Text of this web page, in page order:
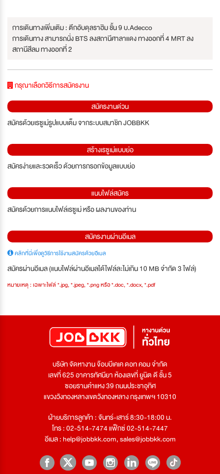
การเดินทางเพิ่มเติม : ตึกอับดุลราฮิม ชั้น 9 บ.Adecco
การเดินทาง สามารถนั่ง BTS ลงสถานีศาลาแดง ทางออกที่ 4 MRT ลง
สถานีสีลม ทางออกที่ 2
กรุณาเลือกวิธีการสมัครงาน
สมัครงานด่วน
สมัครด้วยเรซูเม่รูปแบบเต็ม จากระบบสมาชิก JOBBKK
สร้างเรซูเม่แบบย่อ
สมัครง่ายและรวดเร็ว ด้วยการกรอกข้อมูลแบบย่อ
แนบไฟล์สมัคร
สมัครด้วยการแนบไฟล์เรซูเม่ หรือ ผลงานของท่าน
สมัครงานผ่านอีเมล
คลิกที่นี่เพื่อดูวิธีการใช้งานสมัครด้วยอีเมล
สมัครผ่านอีเมล (แนบไฟล์ผ่านอีเมลได้ไฟล์ละไม่เกิน 10 MB จำกัด 3 ไฟล์)
หมายเหตุ : เฉพาะไฟล์ *.jpg, *.jpeg, *.png หรือ *.doc, *.docx, *.pdf
บริษัท จัดหางาน จ๊อบบีเคเค ดอท คอม จำกัด
เลขที่ 625 อาคารทัศนียา ห้องเลขที่ ยูนิต ดี ชั้น 5
ซอยรามคำแหง 39 ถนนประชาอุทิศ
แขวงวังทองหลางเขตวังทองหลาง กรุงเทพฯ 10310
ฝ่ายบริการลูกค้า : จันทร์-เสาร์ 8:30-18:00 น.
โทร : 02-514-7474 แฟ็กซ์ 02-514-7447
อีเมล :help@jobbkk.com,sales@jobbkk.com